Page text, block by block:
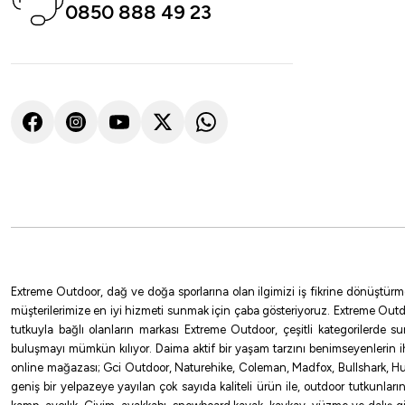
Shimano Sienna Spinning Sensitive 211cm 0,5-7g 2 Parça Olta Kamışı
0850 888 49 23
Extreme Outdoor, dağ ve doğa sporlarına olan ilgimizi iş fikrine
müşterilerimize en iyi hizmeti sunmak için çaba gösteriyoruz. Extreme
tutkuyla bağlı olanların markası Extreme Outdoor, çeşitli
buluşmayı mümkün kılıyor. Daima aktif bir yaşam tarzını
online mağazası; Gci Outdoor, Naturehike, Coleman, Madfox, Bullshark,
geniş bir yelpazeye yayılan çok sayıda kaliteli ürün ile, outdoor